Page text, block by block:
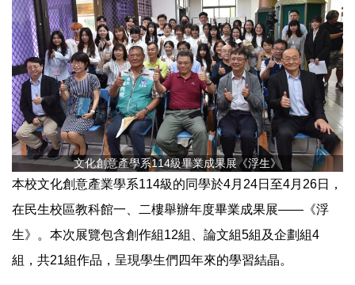
文化創意產學系114級畢業成果展《浮生》
本校文化創意產業學系114級的同學於4月24日至4月26日，
在民生校區教科館一、二樓舉辦年度畢業成果展——《浮
生》。本次展覽包含創作組12組、論文組5組及企劃組4
組，共21組作品，呈現學生們四年來的學習結晶。